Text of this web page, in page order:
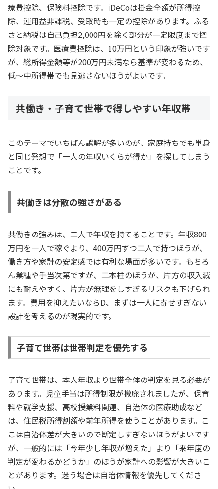
療費控除、保険料控除です。iDeCoは掛金全額が所得控
除、運用益非課税、受取時も一定の控除があります。ふる
さと納税は自己負担2,000円を除く部分が一定限度まで控
除対象です。医療費控除は、10万円という印象が強いです
が、総所得金額等が200万円未満なら基準が変わるため、
低〜中所得帯でも見逃さないほうがよいです。
共働き・子育て世帯で得しやすい年収帯
このテーマでいちばん誤解が多いのが、家庭持ちでも単身
と同じ発想で「一人の年収いくらが得か」を探してしまう
ことです。
共働きは分散の強さがある
共働きの強みは、二人で年収を持てることです。年収800
万円を一人で稼ぐより、400万円ずつ二人で持つほうが、
働き方や家計の安定感では有利な場面が多いです。もちろ
ん業種や手当次第ですが、二本柱のほうが、片方の収入減
にも耐えやすく、片方が無理をしすぎるリスクも下げられ
ます。費用を抑えたいならD、まずは一人に寄せすぎない
設計を考えるのが現実的です。
子育て世帯は世帯判定を優先する
子育て世帯は、本人年収より世帯全体の判定を見る必要が
あります。児童手当は所得制限が撤廃されましたが、保育
料や就学支援、高校授業料関連、自治体の医療助成など
は、住民税所得割額や前年所得を使うことがあります。こ
こは自治体差が大きいので断定しすぎないほうがよいです
が、一般的には「今年少し年収が増えた」より「来年度の
判定が変わるかどうか」のほうが家計への影響が大きいこ
とがあります。迷う場合は自治体情報を優先してくださ